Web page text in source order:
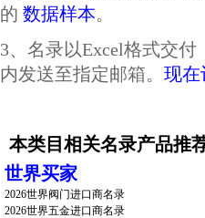
的 数据样本。
3、名录以Excel格式交
内发送至指定邮箱。 现在
本类目相关名录产品推
世界买家
2026世界阀门进口商名录
2026世界五金进口商名录